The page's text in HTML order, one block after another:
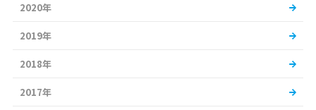
2020年
2019年
2018年
2017年